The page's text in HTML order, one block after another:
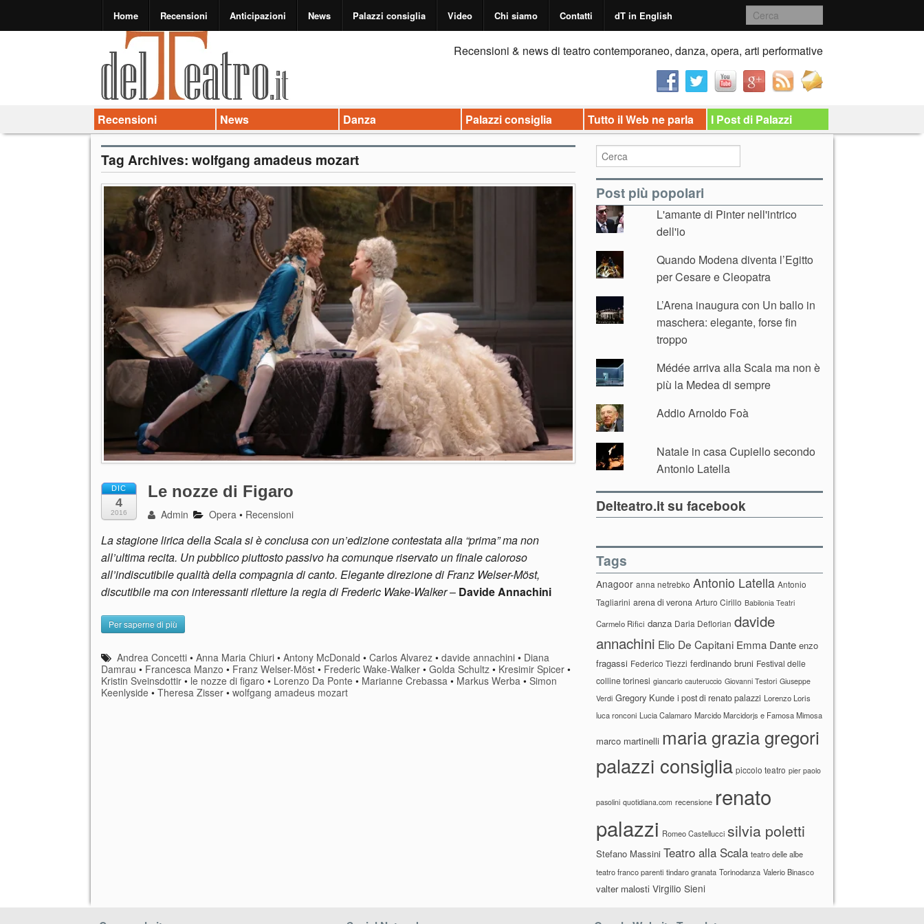
Home Recensioni Anticipazioni News Palazzi consiglia Video Chi siamo Contatti dT in English
Recensioni & news di teatro contemporaneo, danza, opera, arti performative
Recensioni News Danza Palazzi consiglia Tutto il Web ne parla I Post di Palazzi
Tag Archives: wolfgang amadeus mozart
DIC
4
2016
Le nozze di Figaro
Admin Opera • Recensioni
La stagione lirica della Scala si è conclusa con un’edizione contestata alla “prima” ma non
all’ultima recita. Un pubblico piuttosto passivo ha comunque riservato un finale caloroso
all’indiscutibile qualità della compagnia di canto. Elegante direzione di Franz Welser-Möst,
discutibile ma con interessanti riletture la regia di Frederic Wake-Walker– Davide Annachini
Per saperne di più
Andrea Concetti •Anna Maria Chiuri •Antony McDonald •Carlos Alvarez •davide annachini • Diana
Damrau • Francesca Manzo • Franz Welser-Möst • Frederic Wake-Walker • Golda Schultz • Kresimir Spicer •
Kristin Sveinsdottir • le nozze di figaro • Lorenzo Da Ponte • Marianne Crebassa • Markus Werba • Simon
Keenlyside • Theresa Zisser • wolfgang amadeus mozart
Post più popolari
L'amante di Pinter nell'intrico
dell'io
Quando Modena diventa l’Egitto
per Cesare e Cleopatra
L’Arena inaugura con Un ballo in
maschera: elegante, forse fin
troppo
Médée arriva alla Scala ma non è
più la Medea di sempre
Addio Arnoldo Foà
Natale in casa Cupiello secondo
Antonio Latella
Delteatro.it su facebook
Tags
Anagoor anna netrebko Antonio Latella Antonio
Tagliarini arena di verona Arturo Cirillo Babilonia Teatri
Carmelo Rifici danza Daria Deflorian davide
annachini Elio De Capitani Emma Dante enzo
fragassi Federico Tiezzi ferdinando bruni Festival delle
colline torinesi giancarlo cauteruccio Giovanni Testori Giuseppe
Verdi Gregory Kunde i post di renato palazzi Lorenzo Loris
luca ronconi Lucia Calamaro Marcido Marcidorjs e Famosa Mimosa
marco martinelli maria grazia gregori
palazzi consiglia piccolo teatro pier paolo
pasolini quotidiana.com recensione renato
palazzi Romeo Castellucci silvia poletti
Stefano Massini Teatro alla Scala teatro delle albe
teatro franco parenti tindaro granata Torinodanza Valerio Binasco
valter malosti Virgilio Sieni